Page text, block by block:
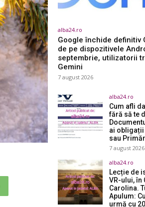
alba24.ro
Google închide definitiv
de pe dispozitivele
septembrie, utilizatorii
Gemini
7 august 2026
alba24.ro
Cum afli
fără să te
ai obligații
sau
7 august 2026
alba24.ro
Lecție de
VR-ului, în
Carolina.
Apulum:
urmă cu